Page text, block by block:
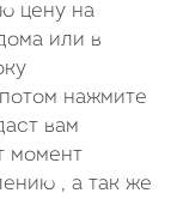
цену на
или в
нажмите
вам
момент
, а так же